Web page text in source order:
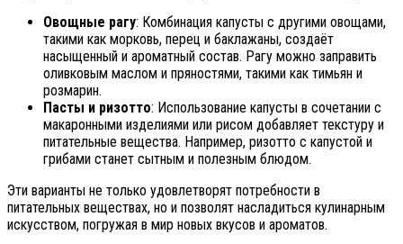
Овощные рагу: Комбинация капусты с другими овощами,
такими как морковь, перец и баклажаны, создаёт
насыщенный и ароматный состав. Рагу можно заправить
оливковым маслом и пряностями, такими как тимьян и
розмарин.
Пасты и ризотто: Использование капусты в сочетании с
макаронными изделиями или рисом добавляет текстуру и
питательные вещества. Например, ризотто с капустой и
грибами станет сытным и полезным блюдом.
Эти варианты не только удовлетворят потребности в
питательных веществах, но и позволят насладиться кулинарным
искусством, погружая в мир новых вкусов и ароматов.